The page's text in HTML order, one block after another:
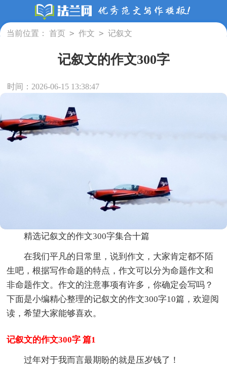
当前位置： 首页 > 作文 > 记叙文
记叙文的作文300字
时间：2026-06-15 13:38:47
精选记叙文的作文300字集合十篇
在我们平凡的日常里，说到作文，大家肯定都不陌
生吧，根据写作命题的特点，作文可以分为命题作文和
非命题作文。作文的注意事项有许多，你确定会写吗？
下面是小编精心整理的记叙文的作文300字10篇，欢迎阅
读，希望大家能够喜欢。
记叙文的作文300字 篇1
过年对于我而言最期盼的就是压岁钱了！